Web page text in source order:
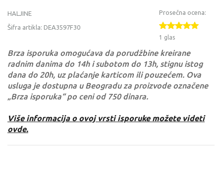
HALJINE
Šifra artikla: DEA3597F30
Prosečna ocena:
1 glas
Brza isporuka omogućava da porudžbine kreirane
radnim danima do 14h i subotom do 13h, stignu istog
dana do 20h, uz plaćanje karticom ili pouzećem. Ova
usluga je dostupna u Beogradu za proizvode označene
„Brza isporuka“ po ceni od 750 dinara.
Više informacija o ovoj vrsti isporuke možete videti
ovde.